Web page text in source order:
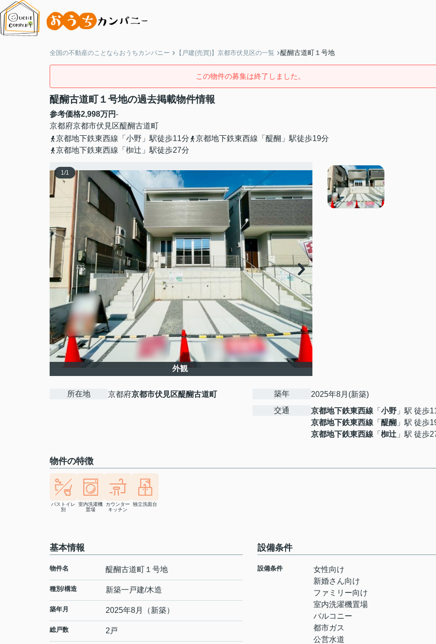
全国の不動産のことならおうちカンパニー 【戸建(売買)】京都市伏見区の一覧 醍醐古道町１号地
この物件の募集は終了しました。
醍醐古道町１号地の過去掲載物件情報
参考価格2,998万円-
京都府京都市伏見区醍醐古道町
京都地下鉄東西線「小野」駅徒歩11分
京都地下鉄東西線「醍醐」駅徒歩19分
京都地下鉄東西線「椥辻」駅徒歩27分
1/1
外観
所在地 京都府京都市伏見区醍醐古道町 築年
2025年8月(新築)
交通
京都地下鉄東西線 「 小野 」駅 徒歩
京都地下鉄東西線 「 醍醐 」駅 徒歩
京都地下鉄東西線 「 椥辻 」駅 徒歩
物件の特徴
バストイレ
別
室内洗濯機
置場
カウンター
キッチン
独立洗面台
基本情報
物件名 醍醐古道町１号地
種別/構造 新築一戸建/木造
築年月 2025年8月（新築）
総戸数 2戸
設備条件
設備条件
女性向け
新婚さん向け
ファミリー向け
室内洗濯機置場
バルコニー
都市ガス
公営水道